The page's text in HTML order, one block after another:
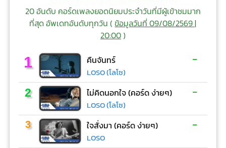
20 อันดับ คอร์ดเพลงยอดนิยมประจำวันที่มีผู้เข้าชมมาก
ที่สุด อัพเดทอันดับทุกวัน (ข้อมูลวันที่ 09/08/2569 |
20:00)
1 คืนจันทร์
LOSO (โลโซ)
-
2 ไม่คิดนอกใจ (คอร์ด ง่ายๆ)
LOSO (โลโซ)
-
3 ใจสั่งมา (คอร์ด ง่ายๆ)
LOSO
-